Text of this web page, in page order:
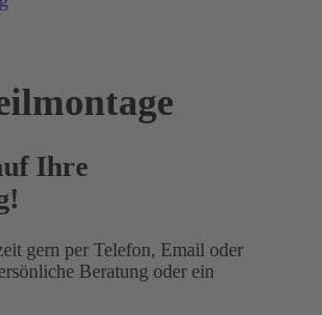
Ihre
gern per Telefon, Email oder
Beratung oder ein